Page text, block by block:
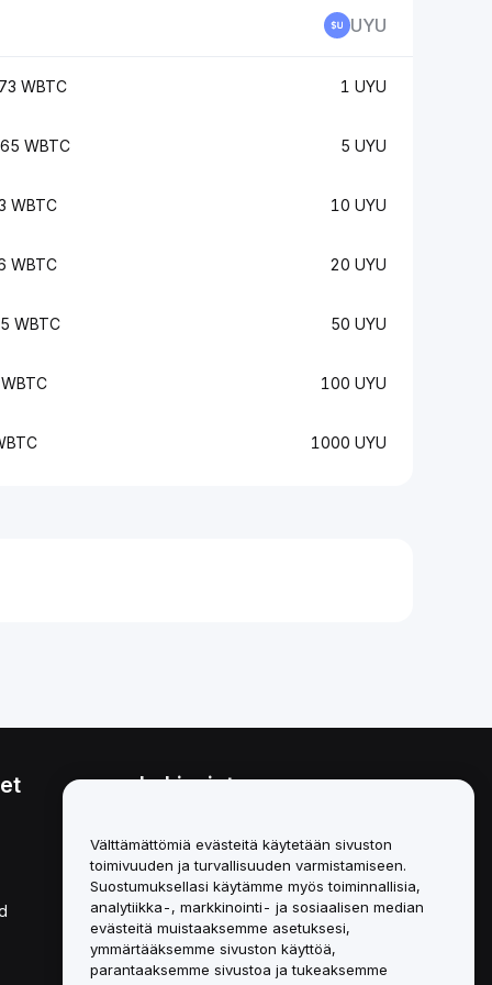
UYU
WBTC 1 UYU
WBTC 5 UYU
WBTC 10 UYU
WBTC 20 UYU
WBTC 50 UYU
100 UYU
1000 UYU
Lakiasiat
Yhteenveto säilytys- ja
hallinnointikäytännöstä
ESG-tiedot
Crypto-Asset White Papers
Välttämättömiä evästeitä käytetään sivuston
toimivuuden ja turvallisuuden varmistamiseen.
Suostumuksellasi käytämme myös toiminnallisia,
analytiikka-, markkinointi- ja sosiaalisen median
evästeitä muistaaksemme asetuksesi,
ymmärtääksemme sivuston käyttöä,
parantaaksemme sivustoa ja tukeaksemme